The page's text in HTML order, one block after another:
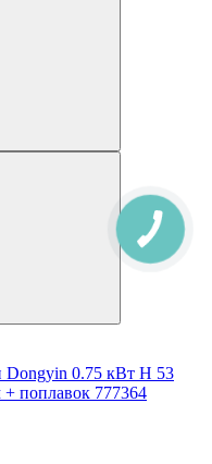
Dongyin 0.75 кВт H 53
поплавок 777364
КНОПКА
ЗВ'ЯЗКУ